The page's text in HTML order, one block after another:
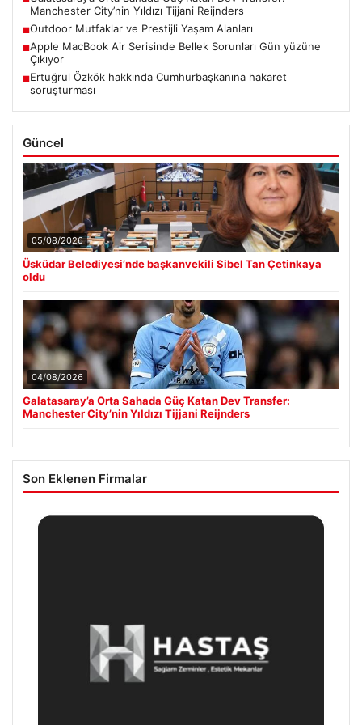
Manchester City’nin Yıldızı Tijjani Reijnders
■Outdoor Mutfaklar ve Prestijli Yaşam Alanları
■Apple MacBook Air Serisinde Bellek Sorunları Gün yüzüne
Çıkıyor
■Ertuğrul Özkök hakkında Cumhurbaşkanına hakaret
soruşturması
Güncel
05/08/2026
Üsküdar Belediyesi’nde başkanvekili Sibel Tan Çetinkaya
oldu
04/08/2026
Galatasaray’a Orta Sahada Güç Katan Dev Transfer:
Manchester City’nin Yıldızı Tijjani Reijnders
Son Eklenen Firmalar